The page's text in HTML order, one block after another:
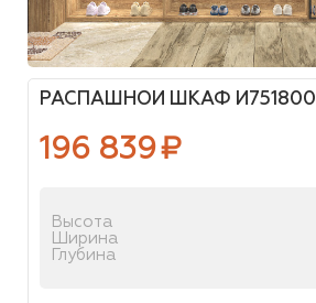
РАСПАШНОЙ ШКАФ И751800
196 839₽
Высота
Ширина
Глубина